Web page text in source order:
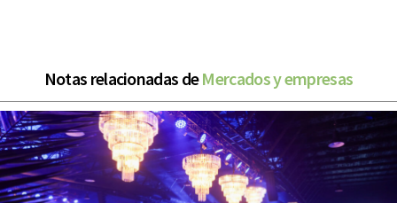
Notas relacionadas deMercados y empresas